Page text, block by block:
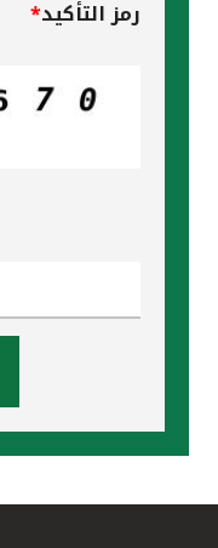
رمز التأكيد*